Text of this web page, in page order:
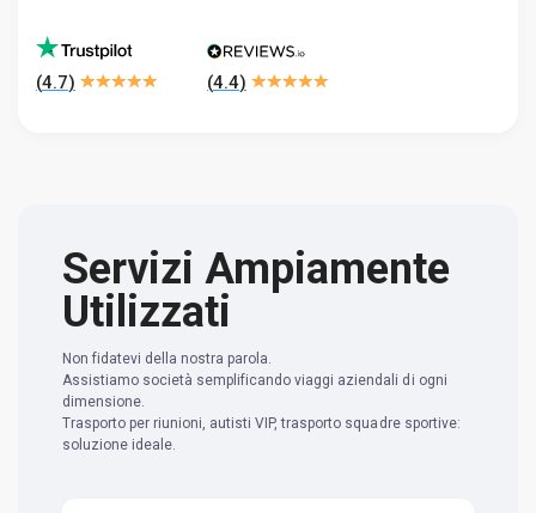
(4.7) (4.4)
Servizi Ampiamente
Utilizzati
Non fidatevi della nostra parola.
Assistiamo società semplificando viaggi aziendali di ogni
dimensione.
Trasporto per riunioni, autisti VIP, trasporto squadre sportive:
soluzione ideale.